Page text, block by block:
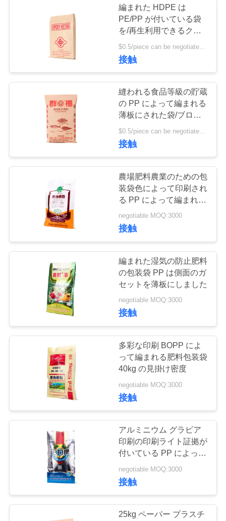
管
い
頼
PRIVACY
POLICY
編まれた HDPE は
PE/PP が付いている袋
を/再生利用できるクラ
フト紙の混合物材料薄板
にしました
接触
縫われる食品等級の貯蔵
の PP によって編まれる
薄板にされた袋/ブロッ
クの最下の HDPE によ
って編まれる袋
$0.5/piece can be negotiated MOQ:5000個
接触
農場肥料農業のための包
装袋色によって印刷され
る PP によって編まれる
negotiable MOQ:3000
接触
編まれた湿気の防止肥料
の包装袋 PP は側面のガ
セットを薄板にしました
negotiable MOQ:3000
接触
多彩な印刷 BOPP によ
って編まれる肥料包装袋
40kg の見掛け密度
negotiable MOQ:3000
接触
アルミニウム グラビア
印刷の印刷ライト証拠が
付いている PP によって
編まれる肥料包装袋
negotiable MOQ:3000
接触
25kg ペーパー プラスチ